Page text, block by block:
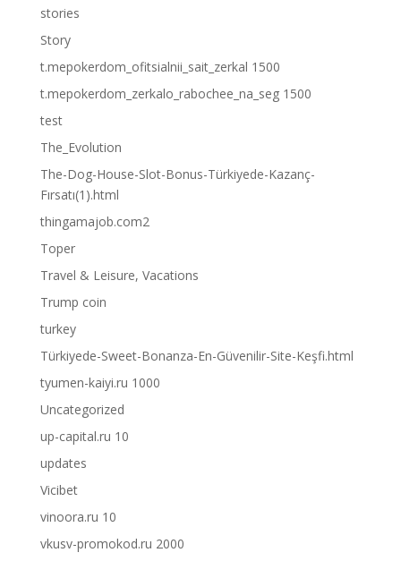
stories
Story
t.mepokerdom_ofitsialnii_sait_zerkal 1500
t.mepokerdom_zerkalo_rabochee_na_seg 1500
test
The_Evolution
The-Dog-House-Slot-Bonus-Türkiyede-Kazanç-
Fırsatı(1).html
thingamajob.com2
Toper
Travel & Leisure, Vacations
Trump coin
turkey
Türkiyede-Sweet-Bonanza-En-Güvenilir-Site-Keşfi.html
tyumen-kaiyi.ru 1000
Uncategorized
up-capital.ru 10
updates
Vicibet
vinoora.ru 10
vkusv-promokod.ru 2000